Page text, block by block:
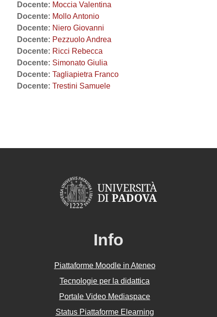
Docente: Moccia Valentina
Docente: Mollo Antonio
Docente: Niero Giovanni
Docente: Pezzuolo Andrea
Docente: Ricci Rebecca
Docente: Simonato Giulia
Docente: Tagliapietra Franco
Docente: Trestini Samuele
Info
Piattaforme Moodle in Ateneo
Tecnologie per la didattica
Portale Video Mediaspace
Status Piattaforme Elearning